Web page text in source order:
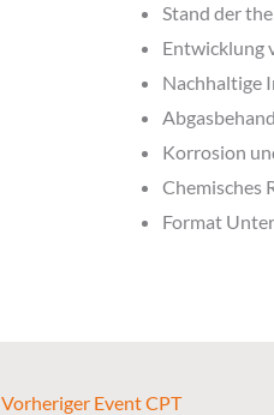
Stand der
Entwicklung
Nachhaltige
Korrosion
Chemisches
Format
Vorheriger Event CPT